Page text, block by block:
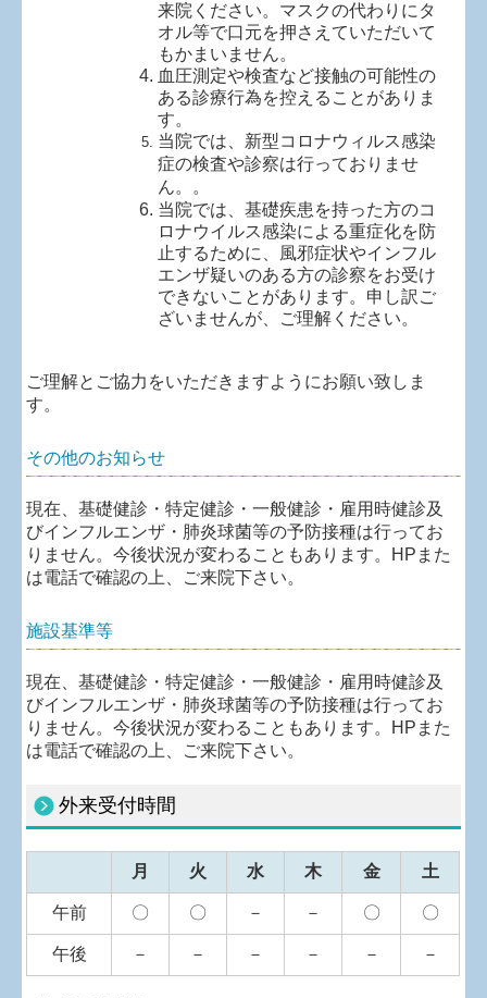
来院ください。マスクの代わりにタ
オル等で口元を押さえていただいて
もかまいません。
血圧測定や検査など接触の可能性の
ある診療行為を控えることがありま
す。
当院では、新型コロナウィルス感染
症の検査や診察は行っておりませ
ん。。
当院では、基礎疾患を持った方のコ
ロナウイルス感染による重症化を防
止するために、風邪症状やインフル
エンザ疑いのある方の診察をお受け
できないことがあります。申し訳ご
ざいませんが、ご理解ください。
ご理解とご協力をいただきますようにお願い致しま
す。
その他のお知らせ
現在、基礎健診・特定健診・一般健診・雇用時健診及
びインフルエンザ・肺炎球菌等の予防接種は行ってお
りません。今後状況が変わることもあります。HPまた
は電話で確認の上、ご来院下さい。
施設基準等
現在、基礎健診・特定健診・一般健診・雇用時健診及
びインフルエンザ・肺炎球菌等の予防接種は行ってお
りません。今後状況が変わることもあります。HPまた
は電話で確認の上、ご来院下さい。
外来受付時間
月 火 水 木 金 土
午前 〇 〇 － － 〇 〇
午後 － － － － － －